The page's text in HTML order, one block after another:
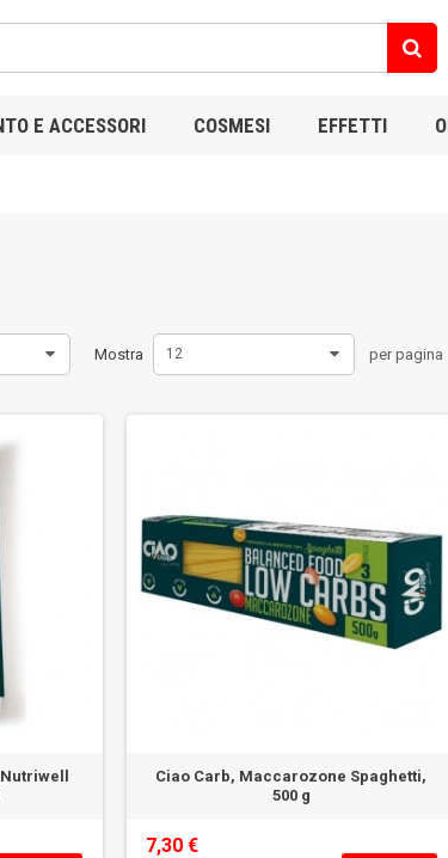
E ACCESSORI COSMESI EFFETTI
Mostra 12 per pagina
Ciao Carb, Maccarozone Spaghetti,
500 g
7,30 €